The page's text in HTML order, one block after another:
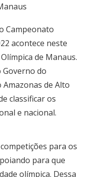
Campeonato
acontece neste
de Manaus.
Governo do
de Alto
classificar os
e nacional.
para os
para que
olímpica. Dessa